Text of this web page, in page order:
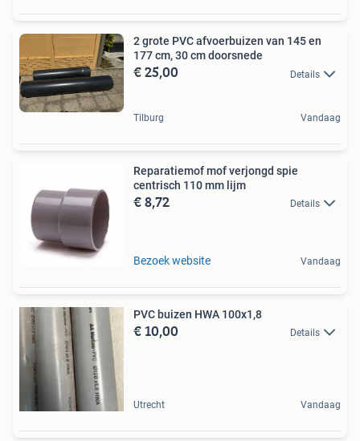
2 grote PVC afvoerbuizen van 145 en
177 cm, 30 cm doorsnede
€ 25,00 Details
Tilburg Vandaag
Reparatiemof mof verjongd spie
centrisch 110 mm lijm
€ 8,72 Details
Bezoek website Vandaag
PVC buizen HWA 100x1,8
€ 10,00 Details
Utrecht Vandaag